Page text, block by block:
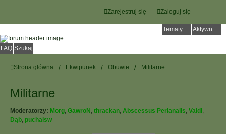
Zaloguj się
Zarejestruj się
Tematy bez odpowiedzi Aktywne tematy
FAQ Szukaj
Strona główna Ekwipunek Obuwie Militarne
Militarne
Moderatorzy: Morg, GawroN , thrackan, Abscessus Perianalis, Valdi,
Dąb, puchalsw